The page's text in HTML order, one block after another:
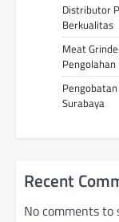
Distributor
Berkualitas
Meat
Surabaya
Recent
No comments to